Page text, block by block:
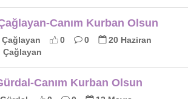
Canım Kurban Olsun
0 0
20 Haziran
Çağlayan
Canım Kurban Olsun